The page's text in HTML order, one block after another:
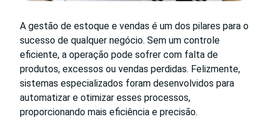
A gestão de estoque e vendas é um dos pilares para o
sucesso de qualquer negócio. Sem um controle
eficiente, a operação pode sofrer com falta de
produtos, excessos ou vendas perdidas. Felizmente,
sistemas especializados foram desenvolvidos para
automatizar e otimizar esses processos,
proporcionando mais eficiência e precisão.